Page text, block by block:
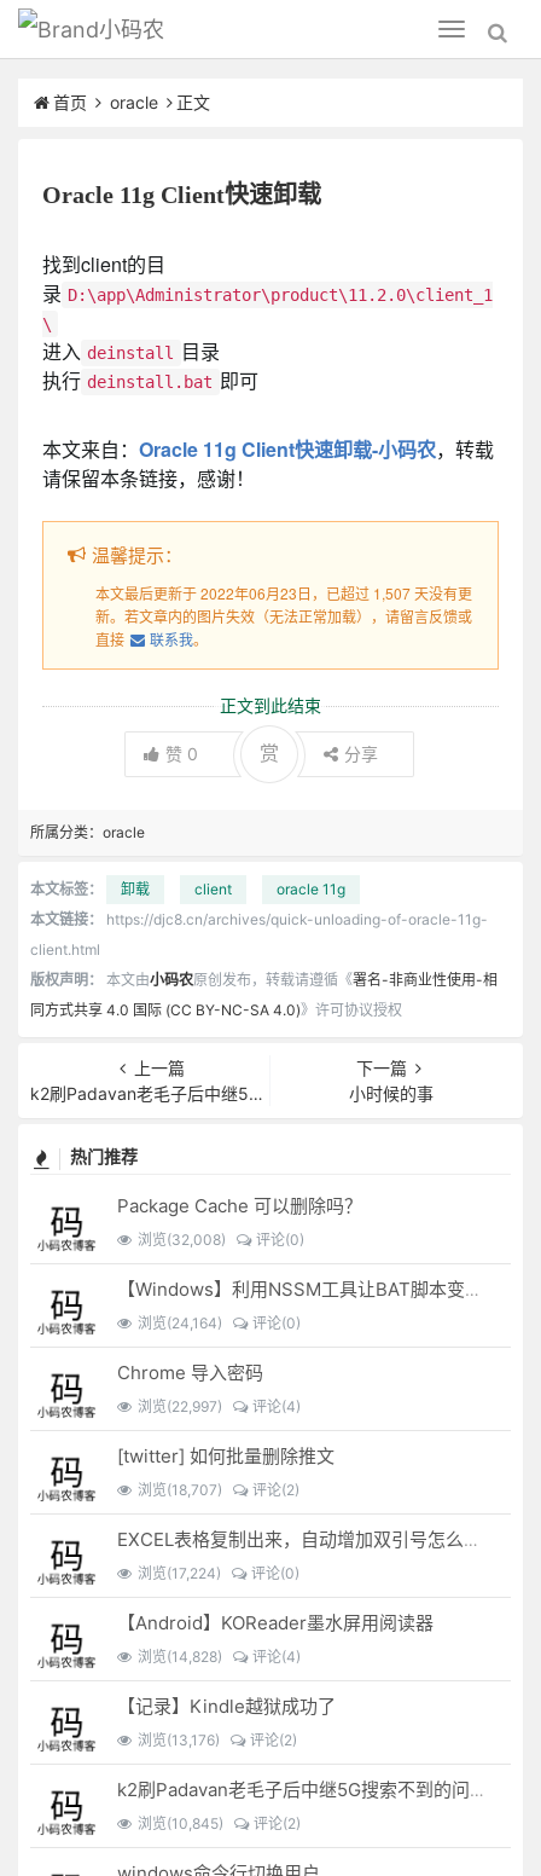
Toggle
navigation
小码农
首页 oracle 正文
Oracle 11g Client快速卸载
找到client的目
录 D:\app\Administrator\product\11.2.0\client_1
\
进入 deinstall
目录
执行 deinstall.bat 即可
本文来自： Oracle 11g Client快速卸载-小码农，转载
请保留本条链接，感谢！
温馨提示：
本文最后更新于 2022年06月23日，已超过 1,507 天没有更
新。若文章内的图片失效（无法正常加载），请留言反馈或
直接
联系我。
正文到此结束
赞 0 赏 分享
所属分类： oracle
本文标签： 卸载 client
oracle 11g
本文链接：
https://djc8.cn/archives/quick-unloading-of-oracle-11g-
client.html
版权声明：
本文由小码农原创发布，转载请遵循《署名-非商业性使用-相
同方式共享 4.0 国际 (CC BY-NC-SA 4.0)》许可协议授权
上一篇
k2刷Padavan老毛子后中继5G搜索不到的问题解决
下一篇
小时候的事
热门推荐
Package Cache 可以删除吗？
浏览(32,008) 评论(0)
【Windows】利用NSSM工具让BAT脚本变成后台服务
浏览(24,164) 评论(0)
Chrome 导入密码
浏览(22,997) 评论(4)
[twitter] 如何批量删除推文
浏览(18,707) 评论(2)
EXCEL表格复制出来，自动增加双引号怎么解决？
浏览(17,224) 评论(0)
【Android】KOReader墨水屏用阅读器
浏览(14,828) 评论(4)
【记录】Kindle越狱成功了
浏览(13,176) 评论(2)
k2刷Padavan老毛子后中继5G搜索不到的问题解决
浏览(10,845) 评论(2)